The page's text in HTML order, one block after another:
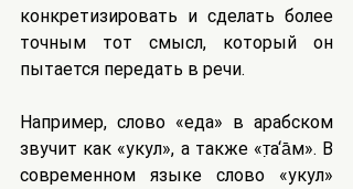
конкретизировать и сделать более
точным тот смысл, который он
пытается передать в речи.
Например, слово «еда» в арабском
звучит как «укул», а также «т̣a‘а̄м». В
современном языке слово «укул»